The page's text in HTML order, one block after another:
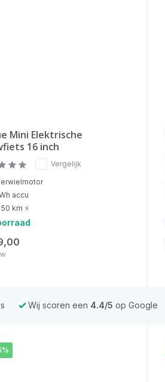
Mini Elektrische
16 inch
Vergelijk
accu
km ⚡
Wij scoren een 4.4/5 op Google